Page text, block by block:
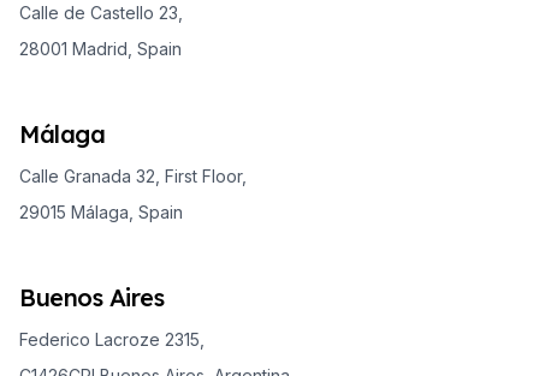
Calle de Castello 23,
28001 Madrid, Spain
Málaga
Calle Granada 32, First Floor,
29015 Málaga, Spain
Buenos Aires
Federico Lacroze 2315,